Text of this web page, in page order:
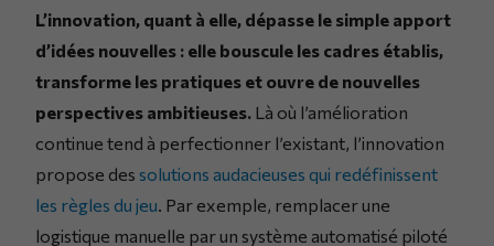
L’innovation, quant à elle, dépasse le simple apport
d’idées nouvelles : elle bouscule les cadres établis,
transforme les pratiques et ouvre de nouvelles
perspectives ambitieuses. Là où l’amélioration
continue tend à perfectionner l’existant, l’innovation
propose des solutions audacieuses qui redéfinissent
les règles du jeu. Par exemple, remplacer une
logistique manuelle par un système automatisé piloté